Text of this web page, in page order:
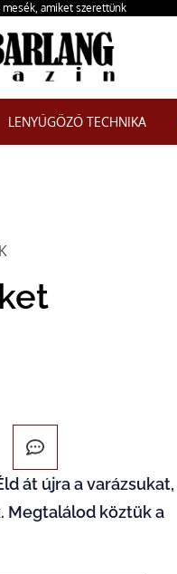
amiket szerettünk
LENYŰGÖZŐ TECHNIKA
át újra a varázsukat,
Megtalálod köztük a